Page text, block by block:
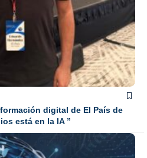
digital de El País de
está en la IA ”